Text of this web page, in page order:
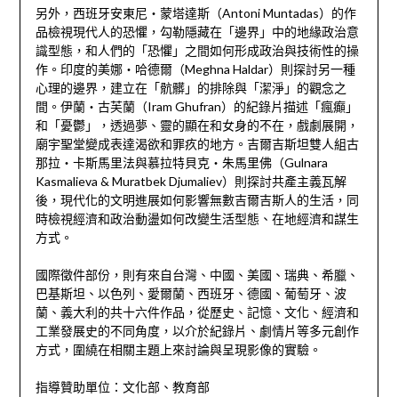
另外，西班牙安東尼‧蒙塔達斯（Antoni Muntadas）的作
品檢視現代人的恐懼，勾勒隱藏在「邊界」中的地緣政治意
識型態，和人們的「恐懼」之間如何形成政治與技術性的操
作。印度的美娜‧哈德爾（Meghna Haldar）則探討另一種
心理的邊界，建立在「骯髒」的排除與「潔淨」的觀念之
間。伊蘭‧古芙蘭（Iram Ghufran）的紀錄片描述「瘋癲」
和「憂鬱」，透過夢、靈的顯在和女身的不在，戲劇展開，
廟宇聖堂變成表達渴欲和罪疚的地方。吉爾吉斯坦雙人組古
那拉‧卡斯馬里法與慕拉特貝克‧朱馬里佛（Gulnara
Kasmalieva & Muratbek Djumaliev）則探討共產主義瓦解
後，現代化的文明進展如何影響無數吉爾吉斯人的生活，同
時檢視經濟和政治動盪如何改變生活型態、在地經濟和謀生
方式。
國際徵件部份，則有來自台灣、中國、美國、瑞典、希臘、
巴基斯坦、以色列、愛爾蘭、西班牙、德國、葡萄牙、波
蘭、義大利的共十六件作品，從歷史、記憶、文化、經濟和
工業發展史的不同角度，以介於紀錄片、劇情片等多元創作
方式，圍繞在相關主題上來討論與呈現影像的實驗。
指導贊助單位：文化部、教育部